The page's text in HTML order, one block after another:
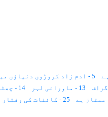
5 - آدم زاد کروڑوں دنیاؤں میں آباد ہے
13 - ماورائی لہر 14 - چھٹی حس
25 - کائنات کی رفتار